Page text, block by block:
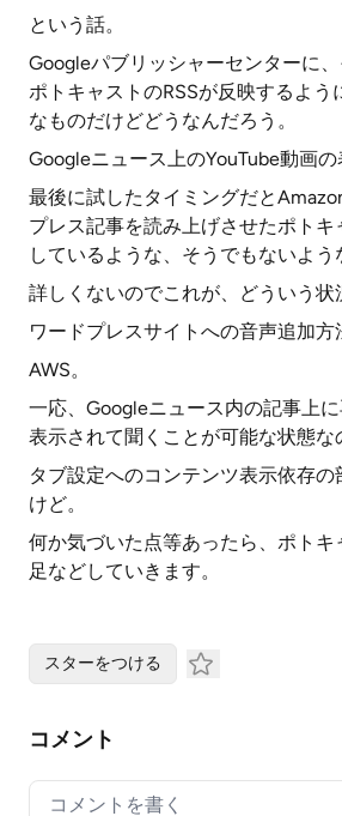
という話。
Googleパブリッシャーセンターに
ポトキャストのRSSが反映するよう
なものだけどどうなんだろう。
Googleニュース上のYouTube動画の
最後に試したタイミングだと
プレス記事を読み上げさせたポトキ
しているような、そうでもないよう
詳しくないのでこれが、どういう状
ワードプレスサイトへの音声追加方
AWS。
一応、Googleニュース内の記事上
表示されて聞くことが可能な状態な
タブ設定へのコンテンツ表示依存の
けど。
何か気づいた点等あったら、ポト
足などしていきます。
スターをつける
コメント
Your comment